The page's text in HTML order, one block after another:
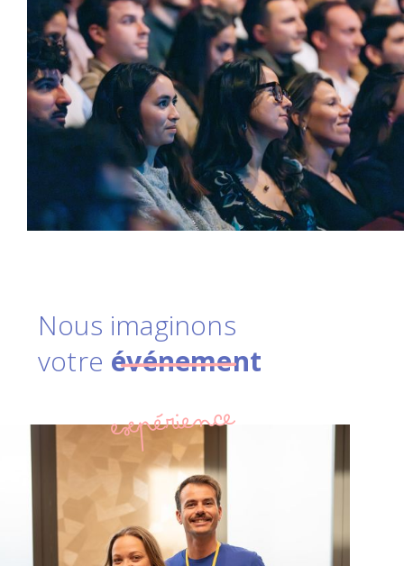
Nous imaginons
votre événement
expérience